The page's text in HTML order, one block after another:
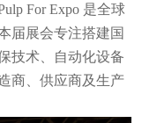
For Expo 是全球
届展会专注搭建国
技术、自动化设备
商、供应商及生产